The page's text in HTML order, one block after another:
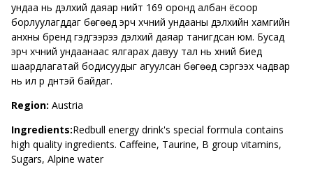
ундаа нь дэлхий даяар нийт 169 оронд албан ёсоор
борлуулагддаг бөгөөд эрч хүчний ундааны дэлхийн хамгийн
анхны бренд гэдгээрээ дэлхий даяар танигдсан юм. Бусад
эрч хүчний ундаанаас ялгарах давуу тал нь хүний биед
шаардлагатай бодисуудыг агуулсан бөгөөд сэргээх чадвар
нь илүү үр дүнтэй байдаг.
Region: Austria
Ingredients:Redbull energy drink's special formula contains
high quality ingredients. Caffeine, Taurine, B group vitamins,
Sugars, Alpine water